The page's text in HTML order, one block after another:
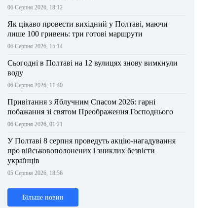
06 Серпня 2026, 18:12
Як цікаво провести вихідний у Полтаві, маючи
лише 100 гривень: три готові маршрути
06 Серпня 2026, 15:14
Сьогодні в Полтаві на 12 вулицях знову вимкнули
воду
06 Серпня 2026, 11:40
Привітання з Яблучним Спасом 2026: гарні
побажання зі святом Преображення Господнього
06 Серпня 2026, 01:21
У Полтаві 8 серпня проведуть акцію-нагадування
про військовополонених і зниклих безвісти
українців
05 Серпня 2026, 18:56
Більше новин